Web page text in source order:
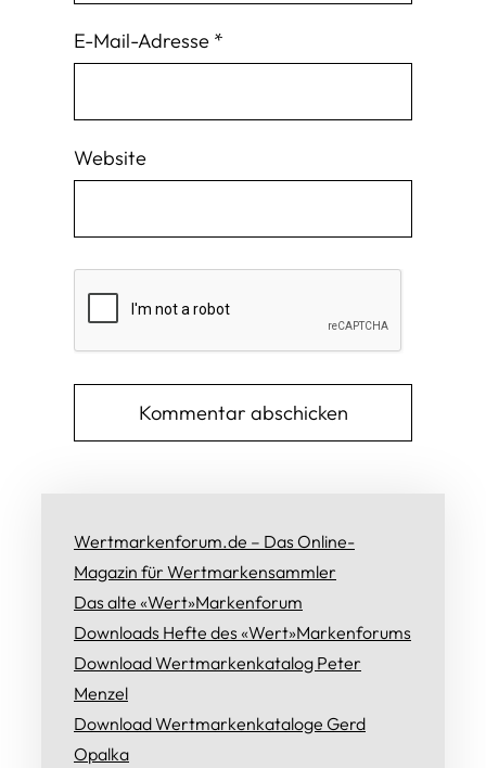
E-Mail-Adresse *
Website
Wertmarkenforum.de – Das Online-
Magazin für Wertmarkensammler
Das alte «Wert»Markenforum
Downloads Hefte des «Wert»Markenforums
Download Wertmarkenkatalog Peter
Menzel
Download Wertmarkenkataloge Gerd
Opalka